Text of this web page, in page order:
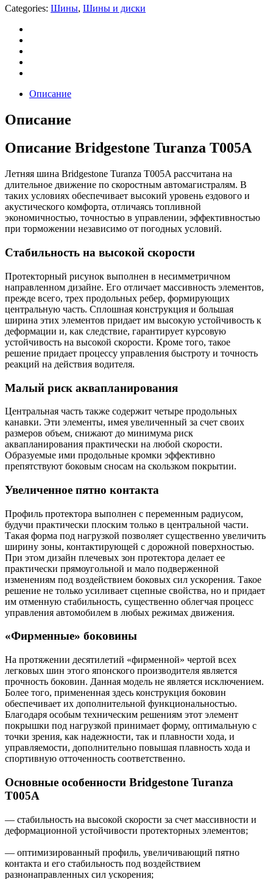
Categories: Шины, Шины и диски
Описание
Описание
Описание Bridgestone Turanza T005A
Летняя шина Bridgestone Turanza T005A рассчитана на
длительное движение по скоростным автомагистралям. В
таких условиях обеспечивает высокий уровень ездового и
акустического комфорта, отличаясь топливной
экономичностью, точностью в управлении, эффективностью
при торможении независимо от погодных условий.
Стабильность на высокой скорости
Протекторный рисунок выполнен в несимметричном
направленном дизайне. Его отличает массивность элементов,
прежде всего, трех продольных ребер, формирующих
центральную часть. Сплошная конструкция и большая
ширина этих элементов придает им высокую устойчивость к
деформации и, как следствие, гарантирует курсовую
устойчивость на высокой скорости. Кроме того, такое
решение придает процессу управления быстроту и точность
реакций на действия водителя.
Малый риск аквапланирования
Центральная часть также содержит четыре продольных
канавки. Эти элементы, имея увеличенный за счет своих
размеров объем, снижают до минимума риск
аквапланирования практически на любой скорости.
Образуемые ими продольные кромки эффективно
препятствуют боковым сносам на скользком покрытии.
Увеличенное пятно контакта
Профиль протектора выполнен с переменным радиусом,
будучи практически плоским только в центральной части.
Такая форма под нагрузкой позволяет существенно увеличить
ширину зоны, контактирующей с дорожной поверхностью.
При этом дизайн плечевых зон протектора делает ее
практически прямоугольной и мало подверженной
изменениям под воздействием боковых сил ускорения. Такое
решение не только усиливает сцепные свойства, но и придает
им отменную стабильность, существенно облегчая процесс
управления автомобилем в любых режимах движения.
«Фирменные» боковины
На протяжении десятилетий «фирменной» чертой всех
легковых шин этого японского производителя является
прочность боковин. Данная модель не является исключением.
Более того, примененная здесь конструкция боковин
обеспечивает их дополнительной функциональностью.
Благодаря особым техническим решениям этот элемент
покрышки под нагрузкой принимает форму, оптимальную с
точки зрения, как надежности, так и плавности хода, и
управляемости, дополнительно повышая плавность хода и
спортивную отточенность соответственно.
Основные особенности Bridgestone Turanza
T005A
— стабильность на высокой скорости за счет массивности и
деформационной устойчивости протекторных элементов;
— оптимизированный профиль, увеличивающий пятно
контакта и его стабильность под воздействием
разнонаправленных сил ускорения;